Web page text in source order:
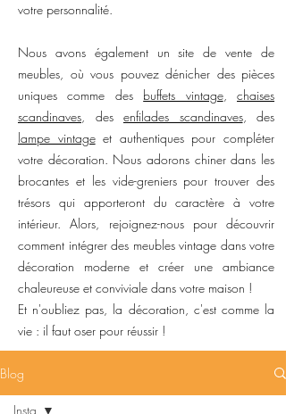
votre personnalité.
Nous avons également un site de vente de
meubles, où vous pouvez dénicher des pièces
uniques comme des buffets vintage,chaises
scandinaves, des enfilades scandinaves, des
lampe vintageet authentiques pour compléter
votre décoration. Nous adorons chiner dans les
brocantes et les vide-greniers pour trouver des
trésors qui apporteront du caractère à votre
intérieur. Alors, rejoignez-nous pour découvrir
comment intégrer des meubles vintage dans votre
décoration moderne et créer une ambiance
chaleureuse et conviviale dans votre maison !
Et n'oubliez pas, la décoration, c'est comme la
vie : il faut oser pour réussir !
Blog
Insta